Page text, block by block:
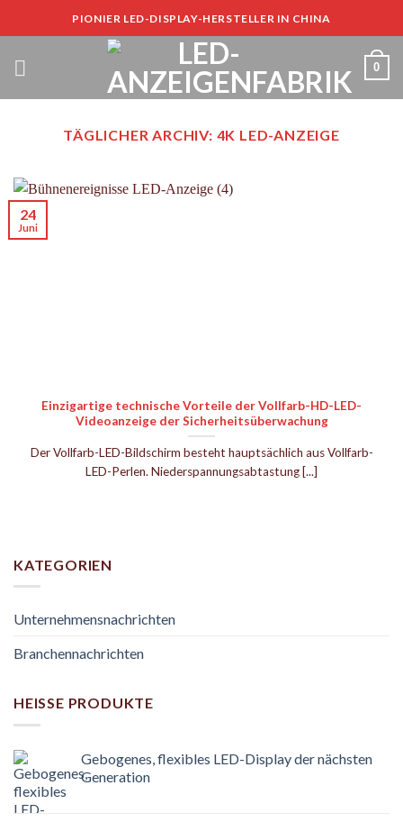
Inhalt
PIONIER LED-DISPLAY-HERSTELLER IN CHINA
0
TÄGLICHER ARCHIV: 4K LED-ANZEIGE
KATEGORIEN
Unternehmensnachrichten
Branchennachrichten
HEISSE PRODUKTE
Gebogenes, flexibles LED-Display der nächsten
Generation
Einzigartige technische Vorteile der Vollfarb-HD-LED-
Videoanzeige der Sicherheitsüberwachung
Der Vollfarb-LED-Bildschirm besteht hauptsächlich aus Vollfarb-
LED-Perlen. Niederspannungsabtastung [...]
24
Juni